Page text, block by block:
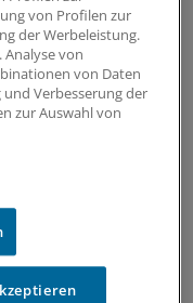
Milliarden Euro
kleiner Baustein,
des
in Bad
er sehr schnell
mit einem
Euro
von Profilen zur
der Werbeleistung.
von
von Daten
Verbesserung der
zur Auswahl von